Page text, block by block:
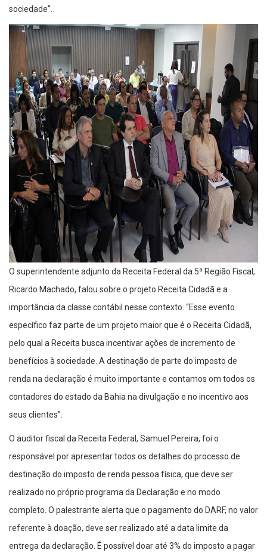
sociedade”.
O superintendente adjunto da Receita Federal da 5ª Região Fiscal,
Ricardo Machado, falou sobre o projeto Receita Cidadã e a
importância da classe contábil nesse contexto. “Esse evento
específico faz parte de um projeto maior que é o Receita Cidadã,
pelo qual a Receita busca incentivar ações de incremento de
benefícios à sociedade. A destinação de parte do imposto de
renda na declaração é muito importante e contamos om todos os
contadores do estado da Bahia na divulgação e no incentivo aos
seus clientes”.
O auditor fiscal da Receita Federal, Samuel Pereira, foi o
responsável por apresentar todos os detalhes do processo de
destinação do imposto de renda pessoa física, que deve ser
realizado no próprio programa da Declaração e no modo
completo. O palestrante alerta que o pagamento do DARF, no valor
referente à doação, deve ser realizado até a data limite da
entrega da declaração. É possível doar até 3% do imposto a pagar